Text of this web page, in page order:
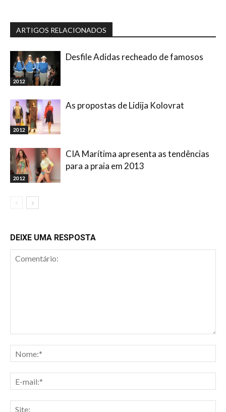
ARTIGOS RELACIONADOS
2012
Desfile Adidas recheado de famosos
2012
As propostas de Lidija Kolovrat
2012
CIA Marítima apresenta as tendências
para a praia em 2013
DEIXE UMA RESPOSTA